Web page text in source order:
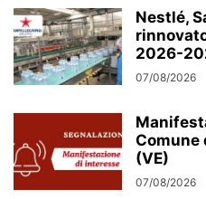
Nestlé,
2026-
07/08/2026
Comune
(VE)
07/08/2026